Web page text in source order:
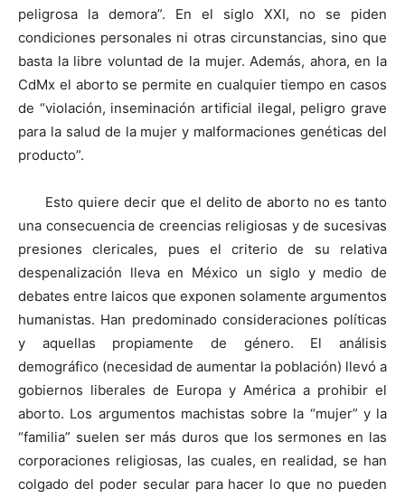
peligrosa la demora”. En el siglo XXI, no se piden
condiciones personales ni otras circunstancias, sino que
basta la libre voluntad de la mujer. Además, ahora, en la
CdMx el aborto se permite en cualquier tiempo en casos
de “violación, inseminación artificial ilegal, peligro grave
para la salud de la mujer y malformaciones genéticas del
producto”.
Esto quiere decir que el delito de aborto no es tanto
una consecuencia de creencias religiosas y de sucesivas
presiones clericales, pues el criterio de su relativa
despenalización lleva en México un siglo y medio de
debates entre laicos que exponen solamente argumentos
humanistas. Han predominado consideraciones políticas
y aquellas propiamente de género. El análisis
demográfico (necesidad de aumentar la población) llevó a
gobiernos liberales de Europa y América a prohibir el
aborto. Los argumentos machistas sobre la “mujer” y la
“familia” suelen ser más duros que los sermones en las
corporaciones religiosas, las cuales, en realidad, se han
colgado del poder secular para hacer lo que no pueden